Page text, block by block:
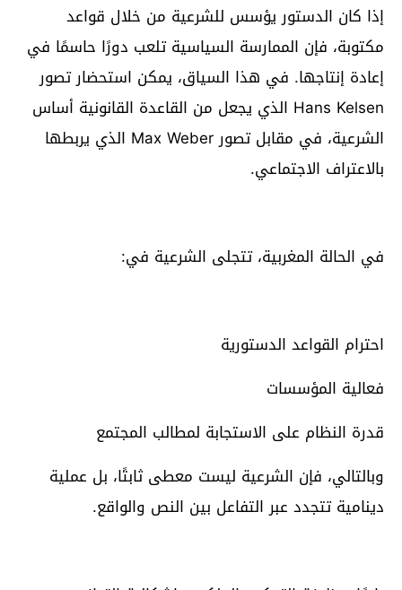
إذا كان الدستور يؤسس للشرعية من خلال قواعد
مكتوبة، فإن الممارسة السياسية تلعب دورًا حاسمًا في
إعادة إنتاجها. في هذا السياق، يمكن استحضار تصور
Hans Kelsen الذي يجعل من القاعدة القانونية أساس
الشرعية، في مقابل تصور Max Weber الذي يربطها
بالاعتراف الاجتماعي.
في الحالة المغربية، تتجلى الشرعية في:
احترام القواعد الدستورية
فعالية المؤسسات
قدرة النظام على الاستجابة لمطالب المجتمع
وبالتالي، فإن الشرعية ليست معطى ثابتًا، بل عملية
دينامية تتجدد عبر التفاعل بين النص والواقع.